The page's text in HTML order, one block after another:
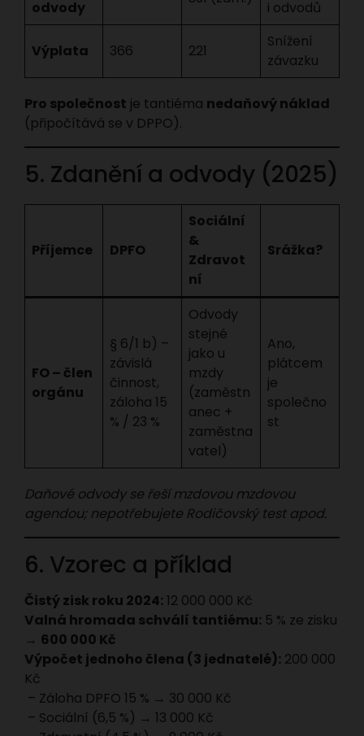
odvody
i odvodů
Výplata 366 221
Snížení
závazku
Pro společnost je tantiéma nedaňový náklad
(připočítává se v DPPO).
5. Zdanění a odvody (2025)
Příjemce DPFO
Sociální
&
Zdravot
ní
Srážka?
FO – člen
orgánu
§ 6/1 b) –
závislá
činnost,
záloha 15
% / 23 %
Odvody
stejné
jako u
mzdy
(zaměstn
anec +
zaměstna
vatel)
Ano,
plátcem
je
společno
st
Daňové odvody se řeší mzdovou mzdovou
agendou; nepotřebujete Rodičovský test apod.
6. Vzorec a příklad
Čistý zisk roku 2024: 12 000 000 Kč
Valná hromada schválí tantiému: 5 % ze zisku
→ 600 000 Kč
Výpočet jednoho člena (3 jednatelé): 200 000
Kč
– Záloha DPFO 15 % → 30 000 Kč
– Sociální (6,5 %) → 13 000 Kč